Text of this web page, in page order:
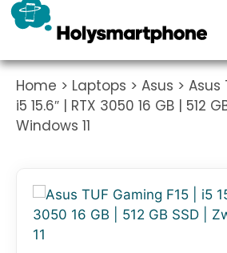
Home > Laptops > Asus > Asus
i5 15.6″ | RTX 3050 16 GB | 512
Windows 11